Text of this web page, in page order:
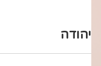
יהודה